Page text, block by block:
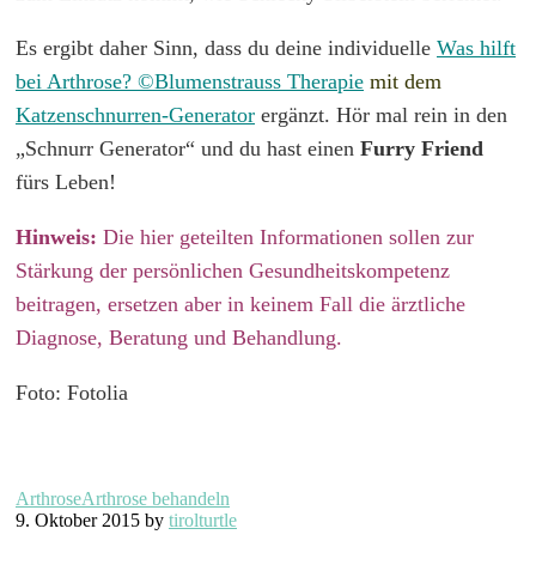
Es ergibt daher Sinn, dass du deine individuelle Was hilft
bei Arthrose? ©️Blumenstrauss Therapie mit dem
Katzenschnurren-Generator ergänzt. Hör mal rein in den
„Schnurr Generator“ und du hast einen Furry Friend
fürs Leben!
Hinweis: Die hier geteilten Informationen sollen zur
Stärkung der persönlichen Gesundheitskompetenz
beitragen, ersetzen aber in keinem Fall die ärztliche
Diagnose, Beratung und Behandlung.
Foto: Fotolia
ArthroseArthrose behandeln
9. Oktober 2015 by tirolturtle